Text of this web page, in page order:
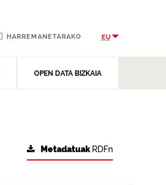
OPEN DATA BIZKAIA
HARREMANETARAKO EU
Metadatuak RDFn